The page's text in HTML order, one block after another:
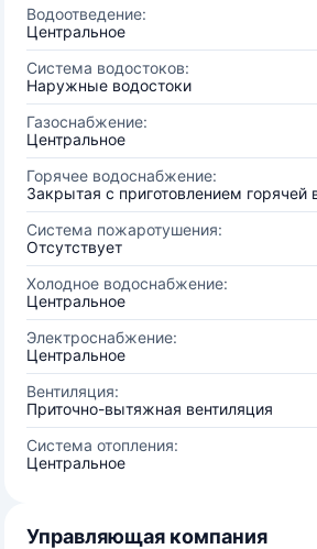
Водоотведение:
Центральное
Система водостоков:
Наружные водостоки
Газоснабжение:
Центральное
Горячее водоснабжение:
Закрытая с приготовлением
Система пожаротушения:
Отсутствует
Холодное водоснабжение:
Центральное
Электроснабжение:
Центральное
Вентиляция:
Приточно-вытяжная вентиляция
Система отопления:
Центральное
Управляющая компания